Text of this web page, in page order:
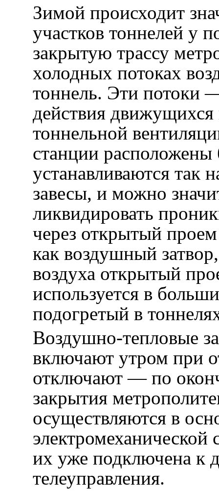
Зимой происходит
участков тоннелей у
закрытую трассу
холодных потоках
тоннель. Эти потоки
действия движущихся
тоннельной
станции расположены
устанавливаются так
завесы, и можно
ликвидировать
через открытый
как воздушный
воздуха открытый
используется в
подогретый в
Воздушно-тепловые
включают утром при
отключают — по
закрытия
осуществляются в
электромеханической
их уже подключена к
телеуправления.